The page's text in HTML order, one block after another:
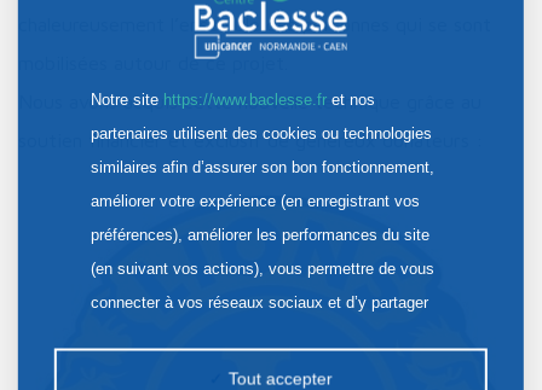
chaleureusement l’ensemble des personnes qui se sont
mobilisées autour de ce projet.
Nous avons acquis cette nouvelle technique grâce au
soutien financier et exclusif de généreux donateurs :
Notre site https://www.baclesse.fret nos
partenaires utilisent des cookies ou technologies
similaires afin d’assurer son bon fonctionnement,
améliorer votre expérience (en enregistrant vos
préférences), améliorer les performances du site
(en suivant vos actions), vous permettre de vous
connecter à vos réseaux sociaux et d’y partager
la publicité personnalisée sur notre site ou ceux de
Tout accepter